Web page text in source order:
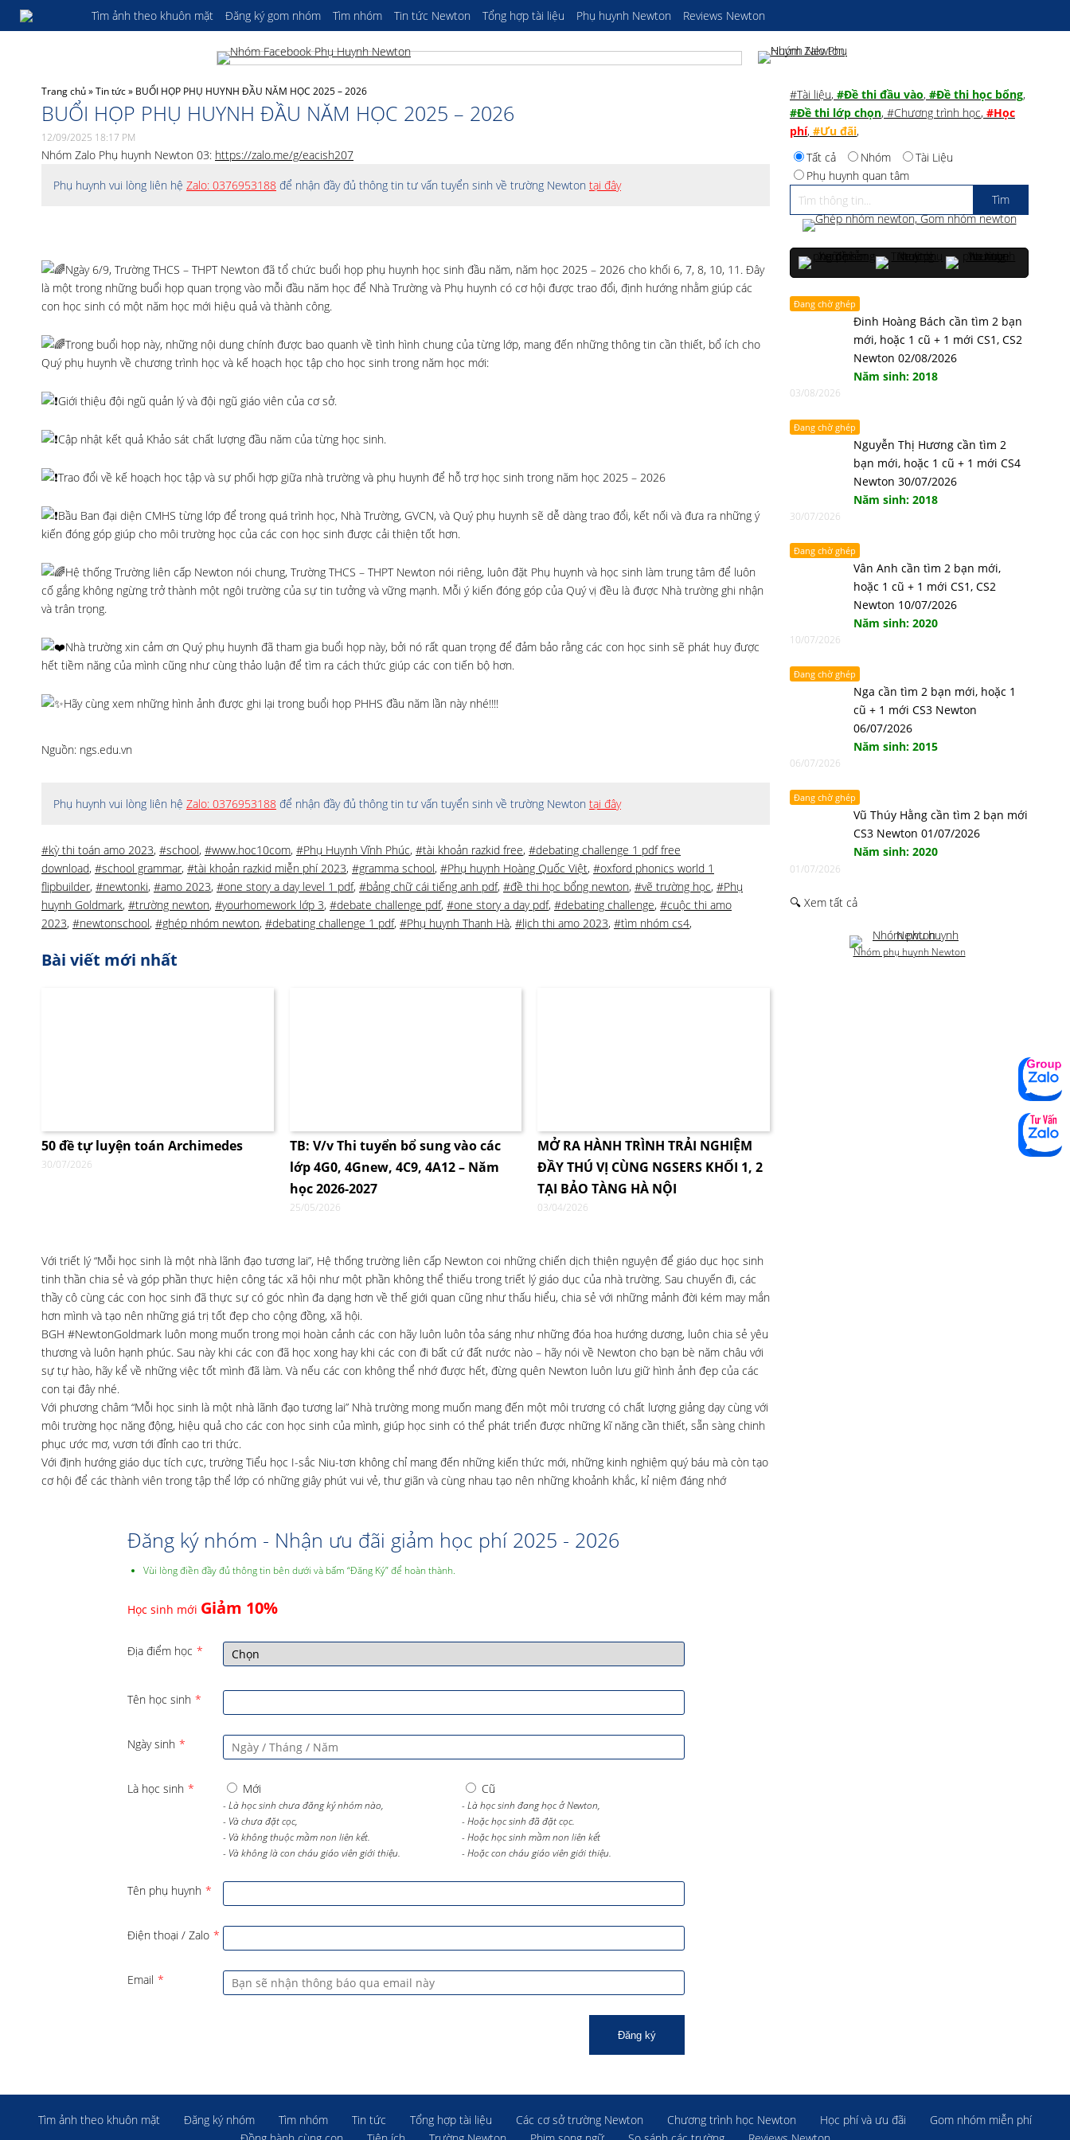
Tìm ảnh theo khuôn mặt Đăng ký gom nhóm Tìm nhóm Tin tức Newton Tổng hợp tài liệu Phụ huynh Newton Reviews Newton
Trang chủ»Tin tức» BUỔI HỌP PHỤ HUYNH ĐẦU NĂM HỌC 2025 – 2026
BUỔI HỌP PHỤ HUYNH ĐẦU NĂM HỌC 2025 – 2026
12/09/2025 18:17 PM
Nhóm Zalo Phụ huynh Newton 03: https://zalo.me/g/eacish207
Phụ huynh vui lòng liên hệ Zalo: 0376953188 để nhận đầy đủ thông tin tư vấn tuyển sinh về trường Newton tại đây
Ngày 6/9, Trường THCS – THPT Newton đã tổ chức buổi họp phụ huynh học sinh đầu năm, năm học 2025 – 2026 cho khối 6, 7, 8, 10, 11. Đây
là một trong những buổi họp quan trọng vào mỗi đầu năm học để Nhà Trường và Phụ huynh có cơ hội được trao đổi, định hướng nhằm giúp các
con học sinh có một năm học mới hiệu quả và thành công.
Trong buổi họp này, những nội dung chính được bao quanh về tình hình chung của từng lớp, mang đến những thông tin cần thiết, bổ ích cho
Quý phụ huynh về chương trình học và kế hoạch học tập cho học sinh trong năm học mới:
Giới thiệu đội ngũ quản lý và đội ngũ giáo viên của cơ sở.
Cập nhật kết quả Khảo sát chất lượng đầu năm của từng học sinh.
Trao đổi về kế hoạch học tập và sự phối hợp giữa nhà trường và phụ huynh để hỗ trợ học sinh trong năm học 2025 – 2026
Bầu Ban đại diện CMHS từng lớp để trong quá trình học, Nhà Trường, GVCN, và Quý phụ huynh sẽ dễ dàng trao đổi, kết nối và đưa ra những ý
kiến đóng góp giúp cho môi trường học của các con học sinh được cải thiện tốt hơn.
Hệ thống Trường liên cấp Newton nói chung, Trường THCS – THPT Newton nói riêng, luôn đặt Phụ huynh và học sinh làm trung tâm để luôn
cố gắng không ngừng trở thành một ngôi trường của sự tin tưởng và vững mạnh. Mỗi ý kiến đóng góp của Quý vị đều là được Nhà trường ghi nhận
và trân trọng.
Nhà trường xin cảm ơn Quý phụ huynh đã tham gia buổi họp này, bởi nó rất quan trọng để đảm bảo rằng các con học sinh sẽ phát huy được
hết tiềm năng của mình cũng như cùng thảo luận để tìm ra cách thức giúp các con tiến bộ hơn.
Hãy cùng xem những hình ảnh được ghi lại trong buổi họp PHHS đầu năm lần này nhé!!!!
Nguồn: ngs.edu.vn
Phụ huynh vui lòng liên hệ Zalo: 0376953188 để nhận đầy đủ thông tin tư vấn tuyển sinh về trường Newton tại đây
#kỳ thi toán amo 2023, #school, #www.hoc10com, #Phụ Huynh Vĩnh Phúc, #tài khoản razkid free, #debating challenge 1 pdf free
download, #school grammar, #tài khoản razkid miễn phí 2023, #gramma school, #Phụ huynh Hoàng Quốc Việt, #oxford phonics world 1
flipbuilder, #newtonki, #amo 2023, #one story a day level 1 pdf, #bảng chữ cái tiếng anh pdf, #đề thi học bổng newton, #vẽ trường học, #Phụ
huynh Goldmark, #trường newton, #yourhomework lớp 3, #debate challenge pdf, #one story a day pdf, #debating challenge, #cuộc thi amo
2023, #newtonschool, #ghép nhóm newton, #debating challenge 1 pdf, #Phụ huynh Thanh Hà, #lịch thi amo 2023, #tìm nhóm cs4,
Bài viết mới nhất
50 đề tự luyện toán Archimedes
30/07/2026
TB: V/v Thi tuyển bổ sung vào các
lớp 4G0, 4Gnew, 4C9, 4A12 – Năm
học 2026-2027
25/05/2026
MỞ RA HÀNH TRÌNH TRẢI NGHIỆM
ĐẦY THÚ VỊ CÙNG NGSERS KHỐI 1, 2
TẠI BẢO TÀNG HÀ NỘI
03/04/2026
Với triết lý “Mỗi học sinh là một nhà lãnh đạo tương lai”, Hệ thống trường liên cấp Newton coi những chiến dịch thiện nguyện để giáo dục học sinh
tinh thần chia sẻ và góp phần thực hiện công tác xã hội như một phần không thể thiếu trong triết lý giáo dục của nhà trường. Sau chuyến đi, các
thầy cô cùng các con học sinh đã thực sự có góc nhìn đa dạng hơn về thế giới quan cũng như thấu hiểu, chia sẻ với những mảnh đời kém may mắn
hơn mình và tạo nên những giá trị tốt đẹp cho cộng đồng, xã hội.
BGH #NewtonGoldmark luôn mong muốn trong mọi hoàn cảnh các con hãy luôn luôn tỏa sáng như những đóa hoa hướng dương, luôn chia sẻ yêu
thương và luôn hạnh phúc. Sau này khi các con đã học xong hay khi các con đi bất cứ đất nước nào – hãy nói về Newton cho bạn bè năm châu với
sự tự hào, hãy kể về những việc tốt mình đã làm. Và nếu các con không thể nhớ được hết, đừng quên Newton luôn lưu giữ hình ảnh đẹp của các
con tại đây nhé.
Với phương châm “Mỗi học sinh là một nhà lãnh đạo tương lai” Nhà trường mong muốn mang đến một môi trương có chất lượng giảng dạy cùng với
môi trường học năng động, hiệu quả cho các con học sinh của mình, giúp học sinh có thể phát triển được những kĩ năng cần thiết, sẵn sàng chinh
phục ước mơ, vươn tới đỉnh cao tri thức.
Với định hướng giáo dục tích cực, trường Tiểu học I-sắc Niu-tơn không chỉ mang đến những kiến thức mới, những kinh nghiệm quý báu mà còn tạo
cơ hội để các thành viên trong tập thể lớp có những giây phút vui vẻ, thư giãn và cùng nhau tạo nên những khoảnh khắc, kỉ niệm đáng nhớ
Đăng ký nhóm - Nhận ưu đãi giảm học phí 2025 - 2026
Vùi lòng điền đầy đủ thông tin bên dưới và bấm “Đăng Ký” để hoàn thành.
Học sinh mới Giảm 10%
Địa điểm học *
Tên học sinh *
Ngày sinh *
Là học sinh * Mới
- Là học sinh chưa đăng ký nhóm nào,
- Và chưa đặt cọc,
- Và không thuộc mầm non liên kết.
- Và không là con cháu giáo viên giới thiệu.
Cũ
- Là học sinh đang học ở Newton,
- Hoặc học sinh đã đặt cọc.
- Hoặc học sinh mầm non liên kết
- Hoặc con cháu giáo viên giới thiệu.
Tên phụ huynh *
Điện thoại / Zalo *
Email *
Đăng ký
#Tài liệu, #Đề thi đầu vào, #Đề thi học bổng,
#Đề thi lớp chọn, #Chương trình học, #Học
phí, #Ưu đãi,
Tất cả
Nhóm
Tài Liệu
Phụ huynh quan tâm
Đang chờ ghép
Đinh Hoàng Bách cần tìm 2 bạn
mới, hoặc 1 cũ + 1 mới CS1, CS2
Newton 02/08/2026
Năm sinh: 2018
03/08/2026
Đang chờ ghép
Nguyễn Thị Hương cần tìm 2
bạn mới, hoặc 1 cũ + 1 mới CS4
Newton 30/07/2026
Năm sinh: 2018
30/07/2026
Đang chờ ghép
Vân Anh cần tìm 2 bạn mới,
hoặc 1 cũ + 1 mới CS1, CS2
Newton 10/07/2026
Năm sinh: 2020
10/07/2026
Đang chờ ghép
Nga cần tìm 2 bạn mới, hoặc 1
cũ + 1 mới CS3 Newton
06/07/2026
Năm sinh: 2015
06/07/2026
Đang chờ ghép
Vũ Thúy Hằng cần tìm 2 bạn mới
CS3 Newton 01/07/2026
Năm sinh: 2020
01/07/2026
🔍 Xem tất cả
Nhóm phụ huynh Newton
Tìm ảnh theo khuôn mặt Đăng ký nhóm Tìm nhóm Tin tức Tổng hợp tài liệu Các cơ sở trường Newton Chương trình học Newton Học phí và ưu đãi
Gom nhóm miễn phí